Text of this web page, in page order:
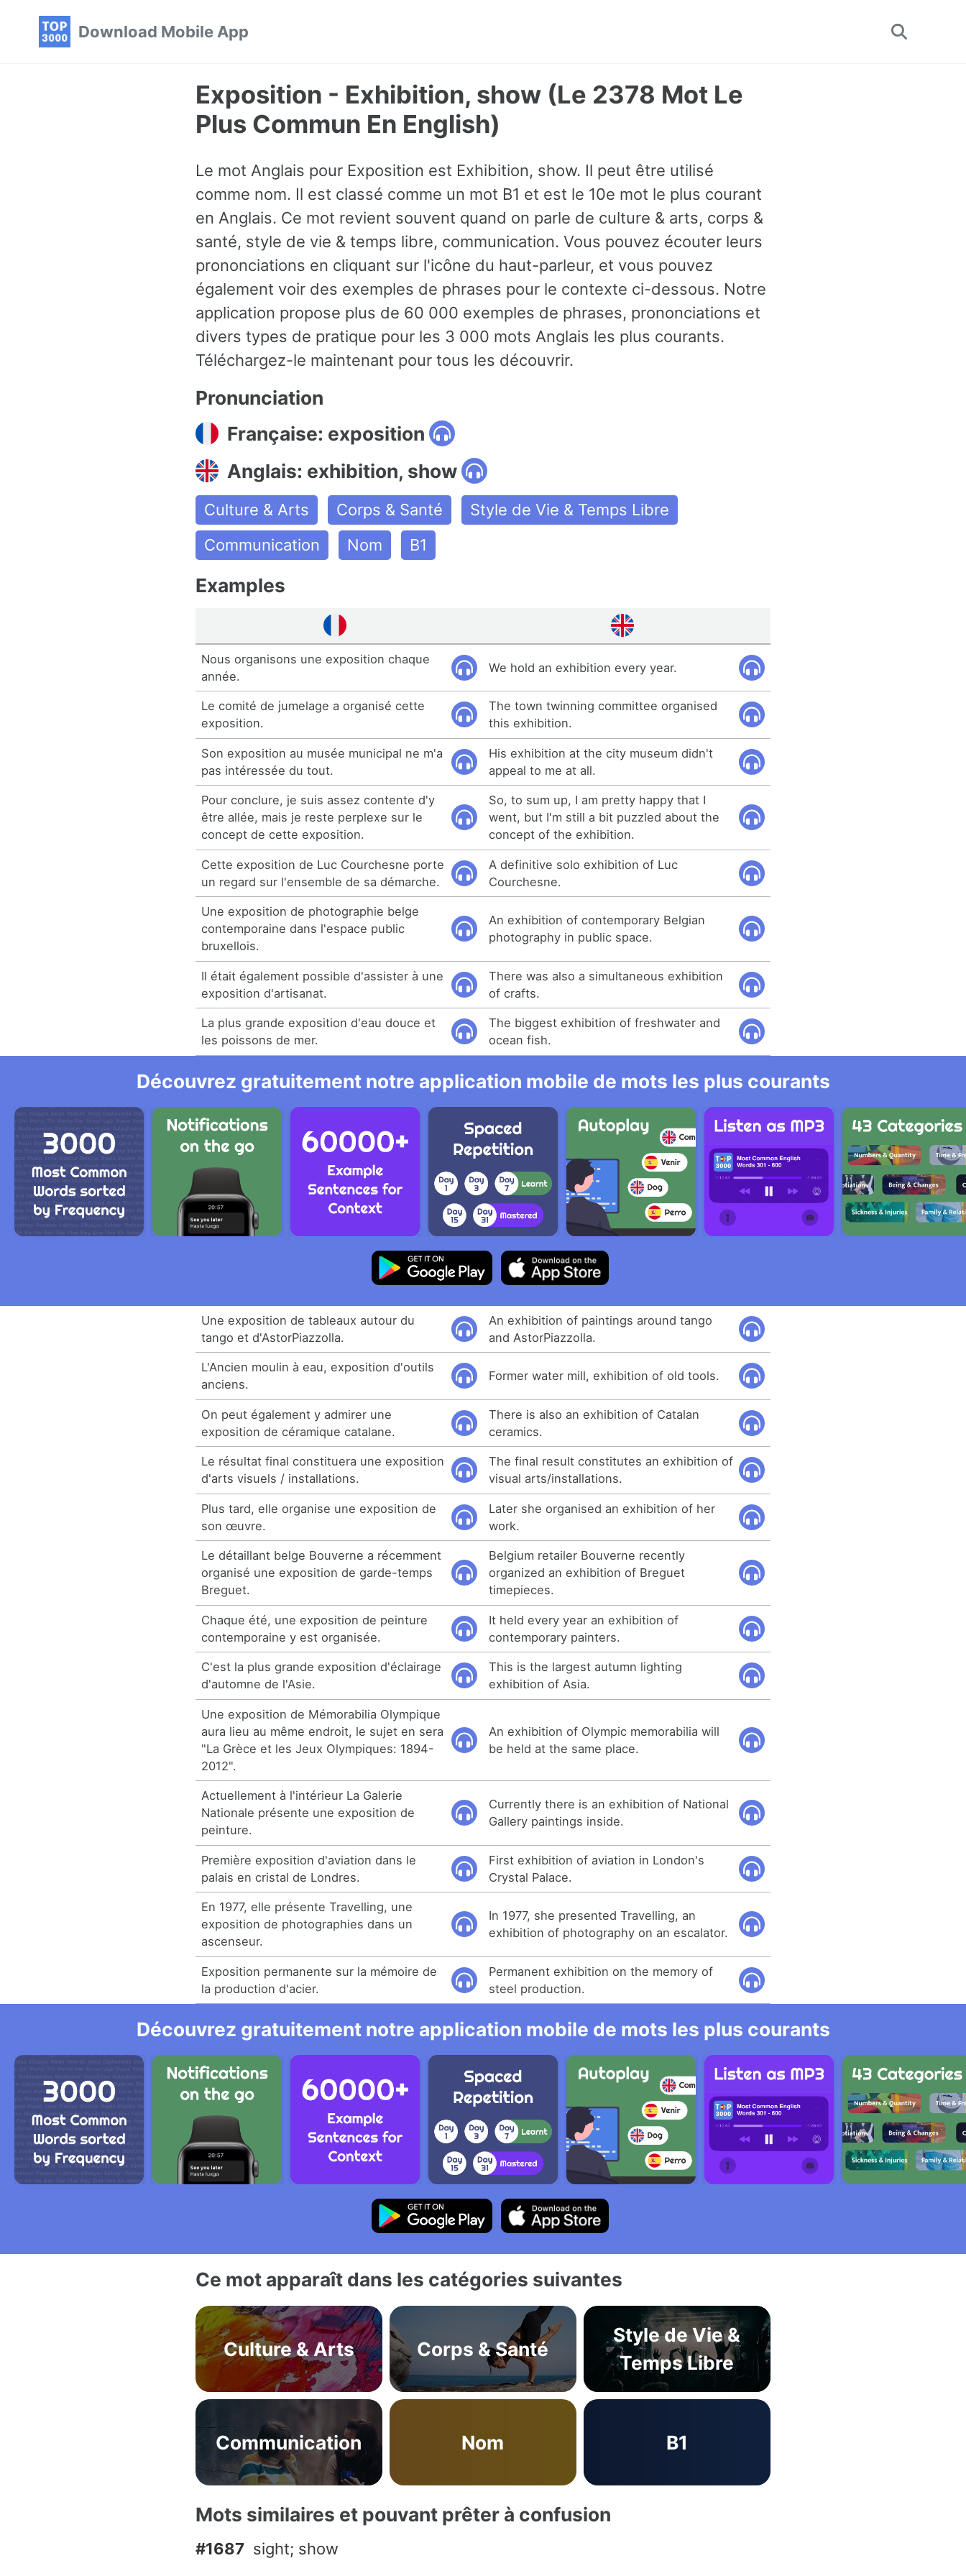
Download Mobile App
Toggle
Exposition - Exhibition, show (Le 2378 Mot Le
Plus Commun En English)
Le mot Anglais pour Exposition est Exhibition, show. Il peut être utilisé
comme nom. Il est classé comme un mot B1 et est le 10e mot le plus courant
en Anglais. Ce mot revient souvent quand on parle de culture & arts, corps &
santé, style de vie & temps libre, communication. Vous pouvez écouter leurs
prononciations en cliquant sur l'icône du haut-parleur, et vous pouvez
également voir des exemples de phrases pour le contexte ci-dessous. Notre
application propose plus de 60 000 exemples de phrases, prononciations et
divers types de pratique pour les 3 000 mots Anglais les plus courants.
Téléchargez-le maintenant pour tous les découvrir.
Pronunciation
Française: exposition
Anglais: exhibition, show
Culture & Arts Corps & Santé
Style de Vie & Temps Libre
Communication
Nom B1
Examples
Nous organisons une exposition chaque
année.
We hold an exhibition every year.
Le comité de jumelage a organisé cette
exposition.
The town twinning committee organised
this exhibition.
Son exposition au musée municipal ne m'a
pas intéressée du tout.
His exhibition at the city museum didn't
appeal to me at all.
Pour conclure, je suis assez contente d'y
être allée, mais je reste perplexe sur le
concept de cette exposition.
So, to sum up, I am pretty happy that I
went, but I'm still a bit puzzled about the
concept of the exhibition.
Cette exposition de Luc Courchesne porte
un regard sur l'ensemble de sa démarche.
A definitive solo exhibition of Luc
Courchesne.
Une exposition de photographie belge
contemporaine dans l'espace public
bruxellois.
An exhibition of contemporary Belgian
photography in public space.
Il était également possible d'assister à une
exposition d'artisanat.
There was also a simultaneous exhibition
of crafts.
La plus grande exposition d'eau douce et
les poissons de mer.
The biggest exhibition of freshwater and
ocean fish.
Découvrez gratuitement notre application mobile de mots les plus courants
Une exposition de tableaux autour du
tango et d'AstorPiazzolla.
An exhibition of paintings around tango
and AstorPiazzolla.
L'Ancien moulin à eau, exposition d'outils
anciens.
Former water mill, exhibition of old tools.
On peut également y admirer une
exposition de céramique catalane.
There is also an exhibition of Catalan
ceramics.
Le résultat final constituera une exposition
d'arts visuels / installations.
The final result constitutes an exhibition of
visual arts/installations.
Plus tard, elle organise une exposition de
son œuvre.
Later she organised an exhibition of her
work.
Le détaillant belge Bouverne a récemment
organisé une exposition de garde-temps
Breguet.
Belgium retailer Bouverne recently
organized an exhibition of Breguet
timepieces.
Chaque été, une exposition de peinture
contemporaine y est organisée.
It held every year an exhibition of
contemporary painters.
C'est la plus grande exposition d'éclairage
d'automne de l'Asie.
This is the largest autumn lighting
exhibition of Asia.
Une exposition de Mémorabilia Olympique
aura lieu au même endroit, le sujet en sera
"La Grèce et les Jeux Olympiques: 1894-
2012".
An exhibition of Olympic memorabilia will
be held at the same place.
Actuellement à l'intérieur La Galerie
Nationale présente une exposition de
peinture.
Currently there is an exhibition of National
Gallery paintings inside.
Première exposition d'aviation dans le
palais en cristal de Londres.
First exhibition of aviation in London's
Crystal Palace.
En 1977, elle présente Travelling, une
exposition de photographies dans un
ascenseur.
In 1977, she presented Travelling, an
exhibition of photography on an escalator.
Exposition permanente sur la mémoire de
la production d'acier.
Permanent exhibition on the memory of
steel production.
Découvrez gratuitement notre application mobile de mots les plus courants
Ce mot apparaît dans les catégories suivantes
Culture & Arts Corps & Santé
Style de Vie &
Temps Libre
Communication Nom B1
Mots similaires et pouvant prêter à confusion
#1687 sight; show